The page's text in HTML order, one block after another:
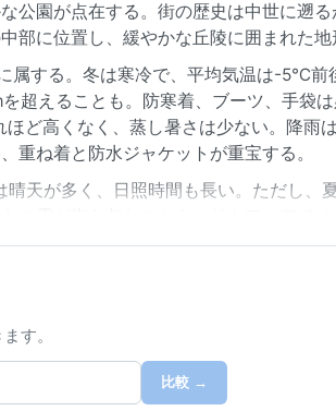
公園が点在する。街の歴史は中世に遡
に位置し、緩やかな丘陵に囲まれた地
属する。冬は寒冷で、平均気温は-5℃
超えることも。防寒着、ブーツ、手袋
高くなく、蒸し暑さは少ない。降雨
重ね着と防水ジャケットが重宝する。
天が多く、日照時間も長い。ただし、
と春の融雪期は、それぞれ美しい景観
す。
比較 →